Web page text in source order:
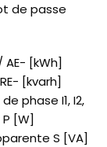
de passe
[kWh]
[kvarh]
phase I1, I2,
[W]
S [VA]